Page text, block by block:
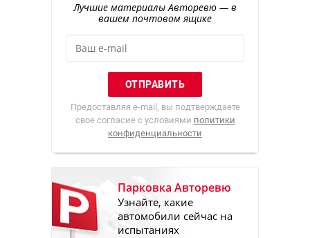
Лучшие материалы Авторевю — в
вашем почтовом ящике
Предоставляя e-mail, вы подтверждаете
свое согласие с условиями политики
конфиденциальности
Парковка Авторевю
Узнайте, какие
автомобили сейчас на
испытаниях